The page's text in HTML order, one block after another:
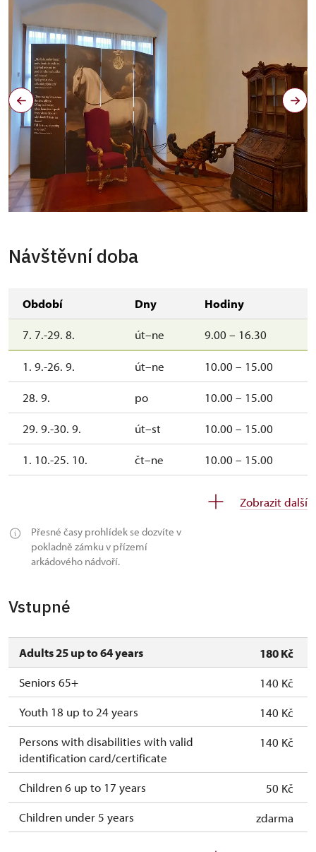
Návštěvní doba
Období Dny Hodiny
7. 7.-29. 8. út–ne 9.00 – 16.30
1. 9.-26. 9. út–ne 10.00 – 15.00
28. 9. po 10.00 – 15.00
29. 9.-30. 9. út–st 10.00 – 15.00
1. 10.-25. 10. čt–ne 10.00 – 15.00
10.00 – 15.00
Zobrazit další
Přesné časy prohlídek se dozvíte v
pokladně zámku v přízemí
arkádového nádvoří.
Vstupné
Adults 25 up to 64 years
180 Kč
Seniors 65+
140 Kč
Youth 18 up to 24 years
140 Kč
Persons with disabilities with valid
identification card/certificate
140 Kč
Children 6 up to 17 years
50 Kč
Children under 5 years
zdarma
Person accompanying a disabled person